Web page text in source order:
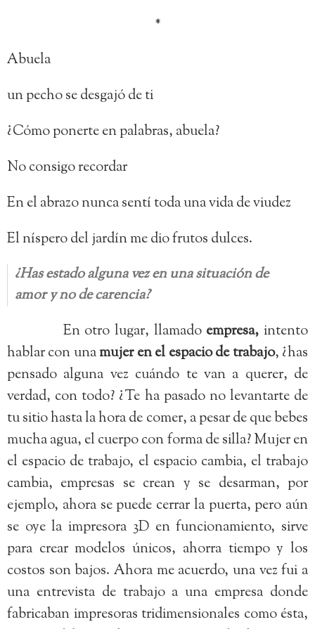
*
Abuela
un pecho se desgajó de ti
¿Cómo ponerte en palabras, abuela?
No consigo recordar
En el abrazo nunca sentí toda una vida de viudez
El níspero del jardín me dio frutos dulces.
¿Has estado alguna vez en una situación de
amor y no de carencia?
En otro lugar, llamado empresa, intento
hablar con unamujer en el espacio de trabajo, ¿has
pensado alguna vez cuándo te van a querer, de
verdad, con todo? ¿Te ha pasado no levantarte de
tu sitio hasta la hora de comer, a pesar de que bebes
mucha agua, el cuerpo con forma de silla? Mujer en
el espacio de trabajo, el espacio cambia, el trabajo
cambia, empresas se crean y se desarman, por
ejemplo, ahora se puede cerrar la puerta, pero aún
se oye la impresora 3D en funcionamiento, sirve
para crear modelos únicos, ahorra tiempo y los
costos son bajos. Ahora me acuerdo, una vez fui a
una entrevista de trabajo a una empresa donde
fabricaban impresoras tridimensionales como ésta,